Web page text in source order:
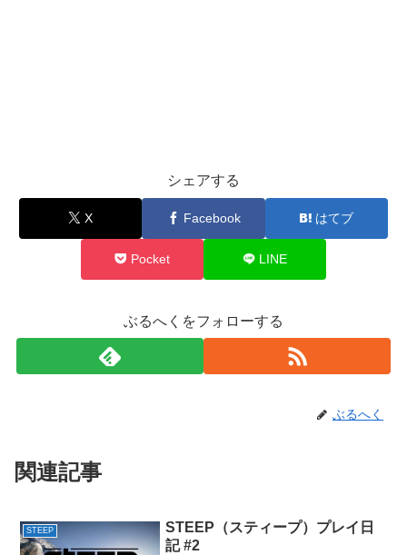
シェアする
X Facebook はてブ
Pocket LINE
ぶるへくをフォローする
ぶるへく
関連記事
STEEP
STEEP（スティープ）プレイ日
記 #2